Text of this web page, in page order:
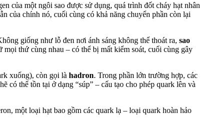
của một ngôi sao được sử dụng, quá trình đốt cháy hạt nhân
của chính nó, cuối cùng có khả năng chuyển phần còn lại
giống như lỗ đen nơi ánh sáng không thể thoát ra, sao
thứ cùng nhau – có thể bị mất kiểm soát, cuối cùng gây
xuống), còn gọi là hadron. Trong phần lớn trường hợp, các
có thể tồn tại ở dạng “súp” – cấu tạo cho phép quark lên và
một loại hạt bao gồm các quark lạ – loại quark hoàn hảo